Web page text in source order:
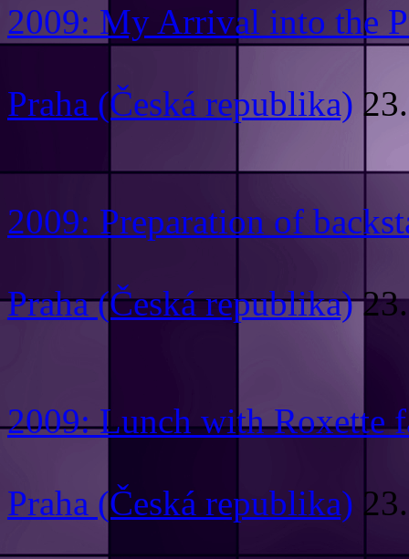
2009: My Arrival into the
Praha (Česká republika)
2009: Preparation of
Praha (Česká republika)
2009: Lunch with Roxette
Praha (Česká republika)